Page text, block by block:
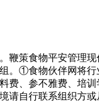
策食物平安管理现
。①食物伙伴网将
费、参不雅费、培
自行联系组织方